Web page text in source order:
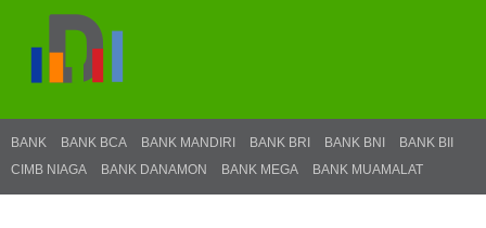
BANK BANK BCA BANK MANDIRI BANK BRI BANK BNI
BANK BII
CIMB NIAGA
BANK DANAMON BANK MEGA BANK MUAMALAT